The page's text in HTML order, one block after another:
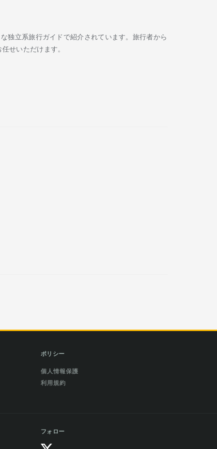
独立系旅行ガイドで紹介されています。旅行者から
せいただけます。
ポリシー
個人情報保護
利用規約
フォロー